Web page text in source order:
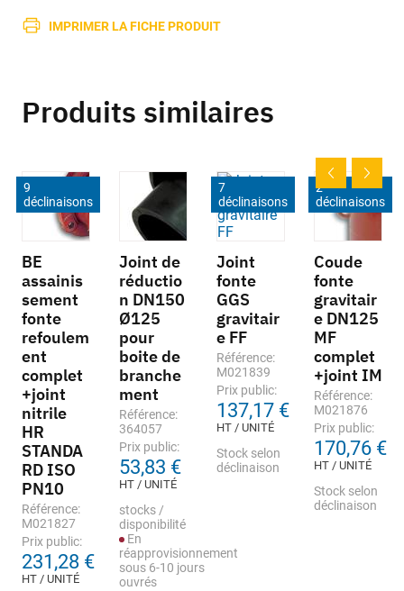
IMPRIMER LA FICHE PRODUIT
Produits similaires
9
déclinaisons
BE
assainis
sement
fonte
refoulem
ent
complet
+joint
nitrile
HR
STANDA
RD ISO
PN10
Référence:
M021827
Prix public:
231,28 €
HT / UNITÉ
Joint de
réductio
n DN150
Ø125
pour
boite de
branche
ment
Référence:
364057
Prix public:
53,83 €
HT / UNITÉ
stocks /
disponibilité
En
réapprovisionnement
sous 6-10 jours
ouvrés
7
déclinaisons
Joint
fonte
GGS
gravitair
e FF
Référence:
M021839
Prix public:
137,17 €
HT / UNITÉ
Stock selon
déclinaison
2
déclinaisons
Coude
fonte
gravitair
e DN125
MF
complet
+joint IM
Référence:
M021876
Prix public:
170,76 €
HT / UNITÉ
Stock selon
déclinaison